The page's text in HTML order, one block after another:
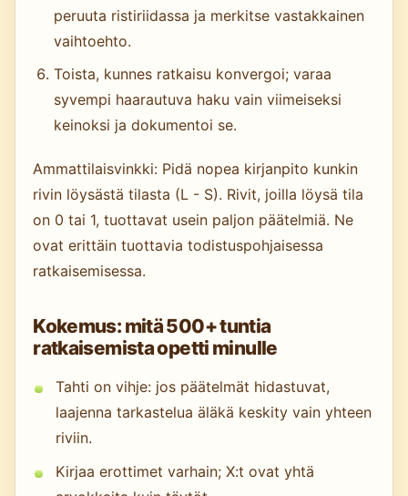
peruuta ristiriidassa ja merkitse vastakkainen
vaihtoehto.
Toista, kunnes ratkaisu konvergoi; varaa
syvempi haarautuva haku vain viimeiseksi
keinoksi ja dokumentoi se.
Ammattilaisvinkki: Pidä nopea kirjanpito kunkin
rivin löysästä tilasta (L - S). Rivit, joilla löysä tila
on 0 tai 1, tuottavat usein paljon päätelmiä. Ne
ovat erittäin tuottavia todistuspohjaisessa
ratkaisemisessa.
Kokemus: mitä 500+ tuntia
ratkaisemista opetti minulle
Tahti on vihje: jos päätelmät hidastuvat,
laajenna tarkastelua äläkä keskity vain yhteen
riviin.
Kirjaa erottimet varhain; X:t ovat yhtä